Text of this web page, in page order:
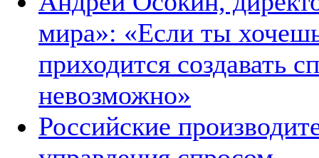
мира»: «Если ты
приходится создавать
невозможно»
Российские